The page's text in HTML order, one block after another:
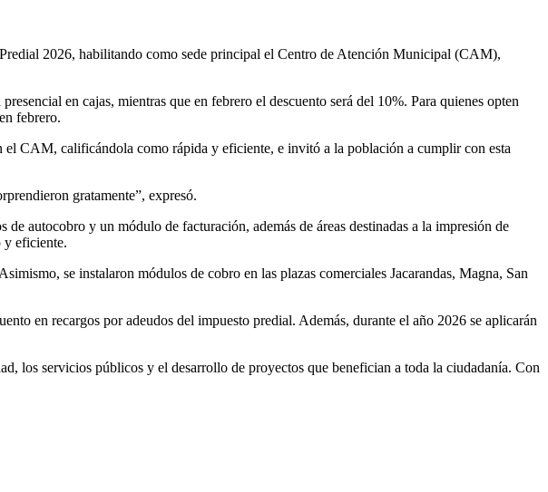
2026, habilitando como sede principal el Centro de Atención Municipal (CAM),
en cajas, mientras que en febrero el descuento será del 10%. Para quienes opten
febrero.
CAM, calificándola como rápida y eficiente, e invitó a la población a cumplir con esta
gratamente”, expresó.
autocobro y un módulo de facturación, además de áreas destinadas a la impresión de
y eficiente.
se instalaron módulos de cobro en las plazas comerciales Jacarandas, Magna, San
en recargos por adeudos del impuesto predial. Además, durante el año 2026 se aplicarán
los servicios públicos y el desarrollo de proyectos que benefician a toda la ciudadanía. Con